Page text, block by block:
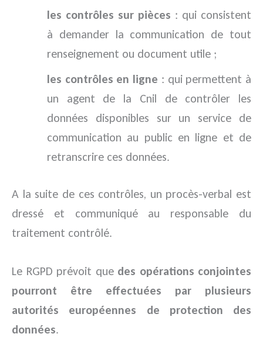
les contrôles sur pièces : qui consistent
à demander la communication de tout
renseignement ou document utile ;
les contrôles en ligne : qui permettent à
un agent de la Cnil de contrôler les
données disponibles sur un service de
communication au public en ligne et de
retranscrire ces données.
A la suite de ces contrôles, un procès-verbal est
dressé et communiqué au responsable du
traitement contrôlé.
Le RGPD prévoit que des opérations conjointes
pourront être effectuées par plusieurs
autorités européennes de protection des
données.